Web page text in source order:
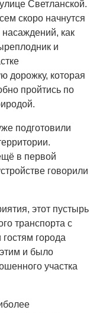
Светланской.
скоро начнутся
как
и
дорожку, которая
пройтись по
подготовили
в первой
говорили
этот пустырь
транспорта с
города
и было
участка